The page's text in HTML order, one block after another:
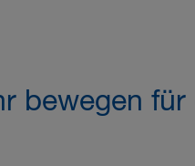
bewegen